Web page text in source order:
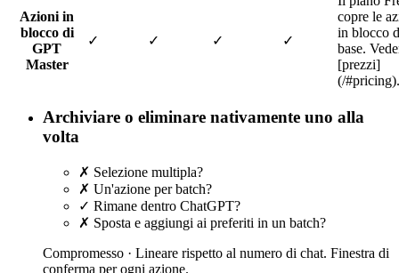
Azioni in
blocco di
GPT
Master
✓ ✓ ✓ ✓
copre le
in blocco
base.
[prezzi]
(/#pricing).
Archiviare o eliminare nativamente uno alla
volta
✗ Selezione multipla?
✗ Un'azione per batch?
✓ Rimane dentro ChatGPT?
✗ Sposta e aggiungi ai preferiti in un batch?
Compromesso · Lineare rispetto al numero di chat. Finestra di
conferma per ogni azione.